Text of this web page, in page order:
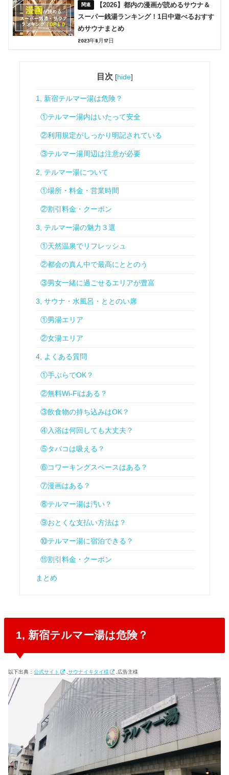
【2026】都内の漫画が読めるサウナ＆
スーパー銭湯ランキング！1日中遊べるおすす
めサウナまとめ
2023年8月17日
目次 [hide]
1, 新宿テルマー湯は危険？
①テルマー湯内はいたって安全
②利用規定がしっかり明記されている
③テルマー湯周辺は注意が必要
2, テルマー湯について
①場所・料金・営業時間
②割引料金・クーポン
3, テルマー湯の魅力３選
①天然温泉でリフレッシュ
②都会の真ん中で最高にととのう
③男女一緒に過ごせるエリアが豊富
3, サウナ・水風呂・ととのい席
①男湯エリア
②女湯エリア
4, よくある質問
①手ぶらでOK？
②無料Wi-Fiはある？
③飲食物の持ち込みはOK？
④入浴は何回しても大丈夫？
⑤タバコは吸える？
⑥コワーキングスペースはある？
⑦漫画はある？
⑧テルマー湯は汚い？
⑨おとくな支払い方法は？
⑩テルマー湯に宿泊できる？
⑪割引料金・クーポン
まとめ
1, 新宿テルマー湯は危険？
以下出典：公式サイト ,サウナイキタイ様 ,広告主様